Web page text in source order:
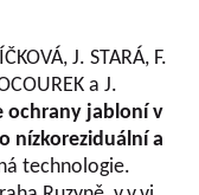
J. STARÁ, F.
a J.
ochrany jabloní v
nízkoreziduální a
technologie.